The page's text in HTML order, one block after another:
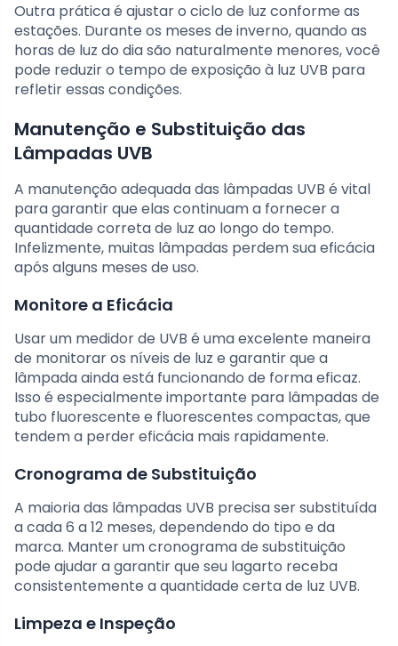
Outra prática é ajustar o ciclo de luz conforme as
estações. Durante os meses de inverno, quando as
horas de luz do dia são naturalmente menores, você
pode reduzir o tempo de exposição à luz UVB para
refletir essas condições.
Manutenção e Substituição das
Lâmpadas UVB
A manutenção adequada das lâmpadas UVB é vital
para garantir que elas continuam a fornecer a
quantidade correta de luz ao longo do tempo.
Infelizmente, muitas lâmpadas perdem sua eficácia
após alguns meses de uso.
Monitore a Eficácia
Usar um medidor de UVB é uma excelente maneira
de monitorar os níveis de luz e garantir que a
lâmpada ainda está funcionando de forma eficaz.
Isso é especialmente importante para lâmpadas de
tubo fluorescente e fluorescentes compactas, que
tendem a perder eficácia mais rapidamente.
Cronograma de Substituição
A maioria das lâmpadas UVB precisa ser substituída
a cada 6 a 12 meses, dependendo do tipo e da
marca. Manter um cronograma de substituição
pode ajudar a garantir que seu lagarto receba
consistentemente a quantidade certa de luz UVB.
Limpeza e Inspeção